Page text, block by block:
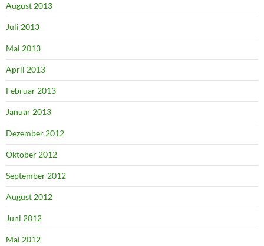
August 2013
Juli 2013
Mai 2013
April 2013
Februar 2013
Januar 2013
Dezember 2012
Oktober 2012
September 2012
August 2012
Juni 2012
Mai 2012